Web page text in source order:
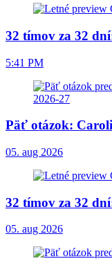
32 tímov za 32
5:41 PM
Päť otázok:
05. aug 2026
32 tímov za 32
05. aug 2026